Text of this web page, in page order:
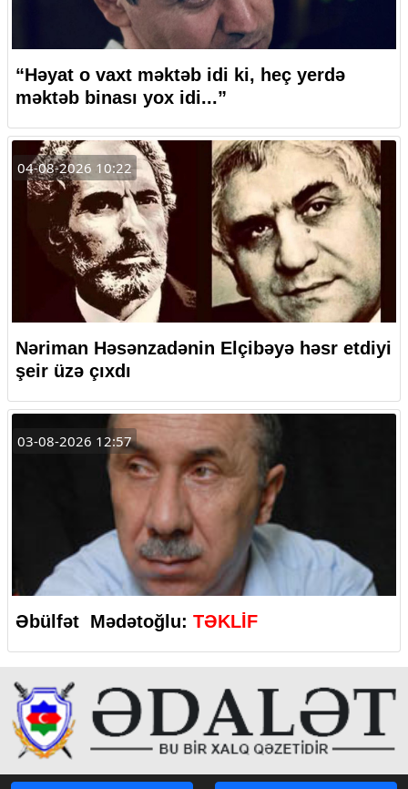
“Həyat o vaxt məktəb idi ki, heç yerdə
məktəb binası yox idi...”
04-08-2026 10:22
Nəriman Həsənzadənin Elçibəyə həsr etdiyi
şeir üzə çıxdı
03-08-2026 12:57
Əbülfət Mədətoğlu: TƏKLİF